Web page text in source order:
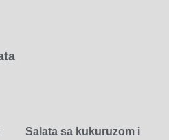
Salata sa kukuruzom i